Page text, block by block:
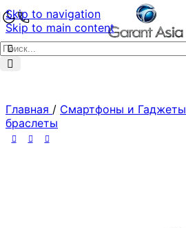
Skip to navigation
Skip to main content
Главная / Смартфоны и Гаджеты
браслеты